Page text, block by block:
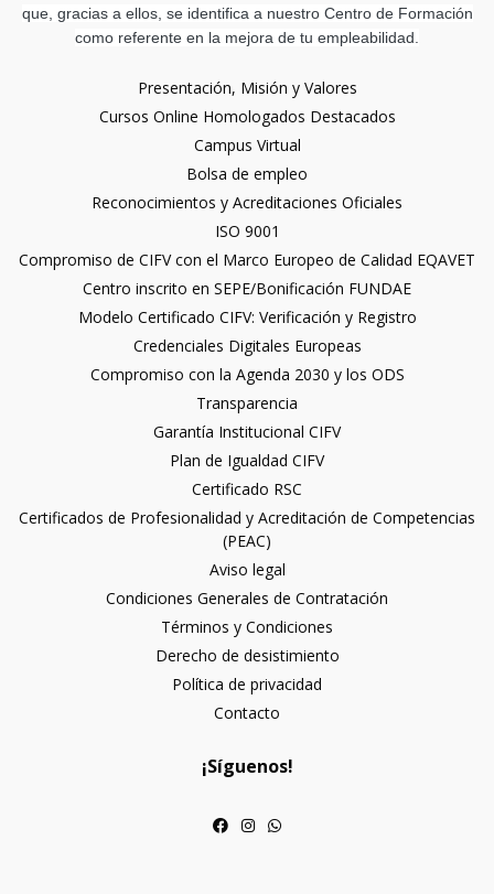
que, gracias a ellos, se identifica a nuestro Centro de Formación
como referente en la mejora de tu empleabilidad.
Presentación, Misión y Valores
Cursos Online Homologados Destacados
Campus Virtual
Bolsa de empleo
Reconocimientos y Acreditaciones Oficiales
ISO 9001
Compromiso de CIFV con el Marco Europeo de Calidad EQAVET
Centro inscrito en SEPE/Bonificación FUNDAE
Modelo Certificado CIFV: Verificación y Registro
Credenciales Digitales Europeas
Compromiso con la Agenda 2030 y los ODS
Transparencia
Garantía Institucional CIFV
Plan de Igualdad CIFV
Certificado RSC
Certificados de Profesionalidad y Acreditación de Competencias
(PEAC)
Aviso legal
Condiciones Generales de Contratación
Términos y Condiciones
Derecho de desistimiento
Política de privacidad
Contacto
¡Síguenos!